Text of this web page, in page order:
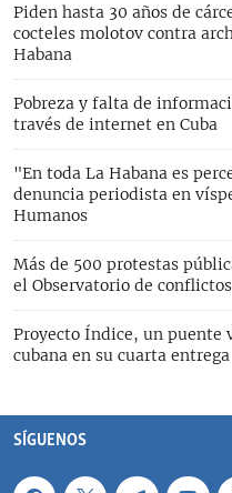
Piden hasta 30 años de
cocteles molotov contra
Habana
Pobreza y falta de
través de internet en Cuba
"En toda La Habana es
denuncia periodista en
Humanos
Más de 500 protestas
el Observatorio de conflictos
Proyecto Índice, un puente
cubana en su cuarta entrega
SÍGUENOS